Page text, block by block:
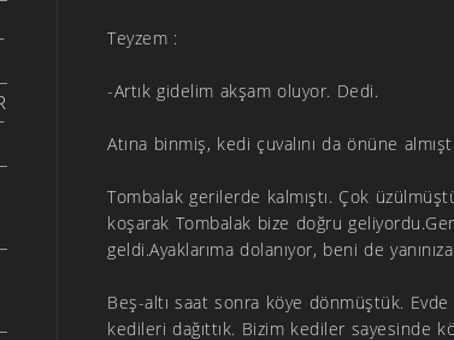
Teyzem :
-Artık gidelim akşam oluyor. Dedi.
Atına binmiş, kedi çuvalını da önüne
Tombalak gerilerde kalmıştı. Çok
koşarak Tombalak bize doğru
geldi.Ayaklarıma dolanıyor, beni de
Beş-altı saat sonra köye dönmüştük. Evde
kedileri dağıttık. Bizim kediler sayesinde